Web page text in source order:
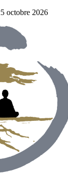
octobre 2026